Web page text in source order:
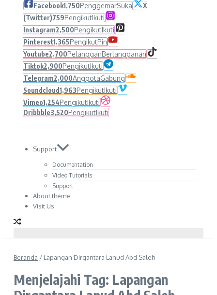
Facebook1,750PenggemarSuka
X
(Twitter)759PengikutIkuti
Instagram2,500PengikutIkuti
Pinterest1,365PengikutPin
Youtube2,700PelangganBerlangganan
Tiktok2,900PengikutIkuti
Telegram2,000AnggotaGabung
Soundcloud1,963PengikutIkuti
Vimeo1,254PengikutIkuti
Dribbble3,520PengikutIkuti
Support
Documentation
Video Tutorials
Support
About theme
Visit Us
Beranda / Lapangan Dirgantara Lanud Abd Saleh
Menjelajahi Tag: Lapangan